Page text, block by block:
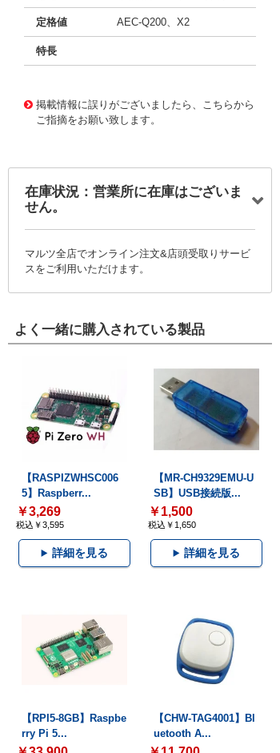
定格値 AEC-Q200、X2
特長
掲載情報に誤りがございましたら、こちらから
ご指摘をお願い致します。
在庫状況：営業所に在庫はございま
せん。
マルツ全店でオンライン注文&店頭受取りサービ
スをご利用いただけます。
よく一緒に購入されている製品
【RASPIZWHSC006
5】Raspberr...
￥3,269
税込￥3,595
詳細を見る
【MR-CH9329EMU-U
SB】USB接続版...
￥1,500
税込￥1,650
詳細を見る
【RPI5-8GB】Raspbe
rry Pi 5...
【CHW-TAG4001】Bl
uetooth A...